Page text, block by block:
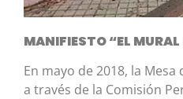
MANIFIESTO “EL
En mayo de 2018, la
a través de la Comisión